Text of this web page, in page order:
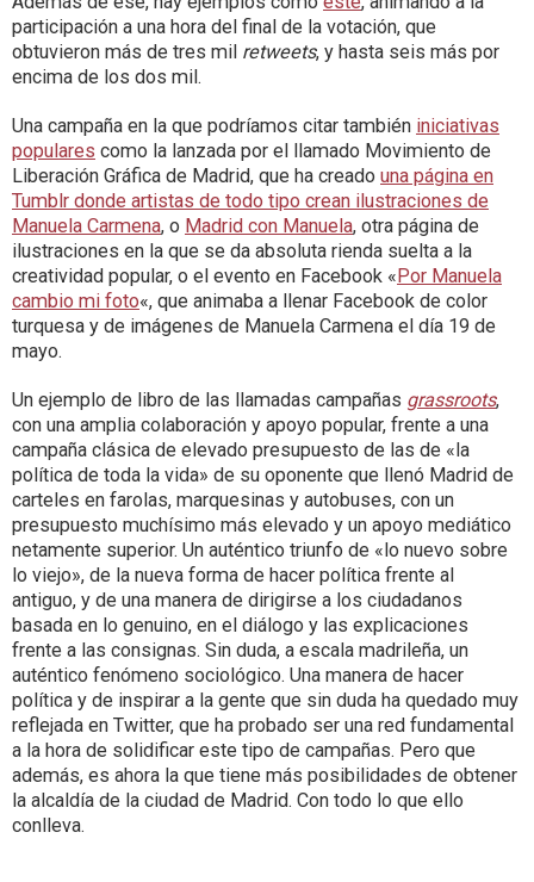
participación a una hora del final de la votación, que
obtuvieron más de tres mil retweets, y hasta seis más por
encima de los dos mil.
Una campaña en la que podríamos citar también iniciativas
populares como la lanzada por el llamado Movimiento de
Liberación Gráfica de Madrid, que ha creado una página en
Tumblr donde artistas de todo tipo crean ilustraciones de
Manuela Carmena, o Madrid con Manuela, otra página de
ilustraciones en la que se da absoluta rienda suelta a la
creatividad popular, o el evento en Facebook «Por Manuela
cambio mi foto«, que animaba a llenar Facebook de color
turquesa y de imágenes de Manuela Carmena el día 19 de
mayo.
Un ejemplo de libro de las llamadas campañas grassroots,
con una amplia colaboración y apoyo popular, frente a una
campaña clásica de elevado presupuesto de las de «la
política de toda la vida» de su oponente que llenó Madrid de
carteles en farolas, marquesinas y autobuses, con un
presupuesto muchísimo más elevado y un apoyo mediático
netamente superior. Un auténtico triunfo de «lo nuevo sobre
lo viejo», de la nueva forma de hacer política frente al
antiguo, y de una manera de dirigirse a los ciudadanos
basada en lo genuino, en el diálogo y las explicaciones
frente a las consignas. Sin duda, a escala madrileña, un
auténtico fenómeno sociológico. Una manera de hacer
política y de inspirar a la gente que sin duda ha quedado muy
reflejada en Twitter, que ha probado ser una red fundamental
a la hora de solidificar este tipo de campañas. Pero que
además, es ahora la que tiene más posibilidades de obtener
la alcaldía de la ciudad de Madrid. Con todo lo que ello
conlleva.